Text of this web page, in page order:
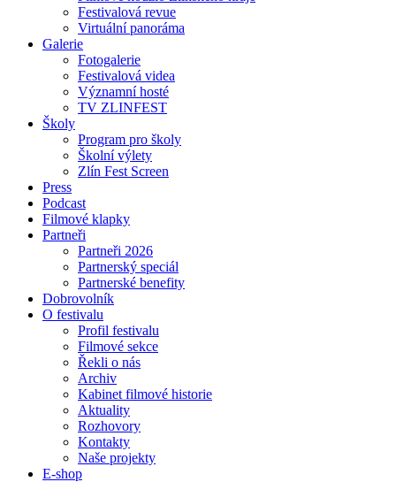
Festivalová revue
Virtuální panoráma
Galerie
Fotogalerie
Festivalová videa
Významní hosté
TV ZLINFEST
Školy
Program pro školy
Školní výlety
Zlín Fest Screen
Press
Podcast
Filmové klapky
Partneři
Partneři 2026
Partnerský speciál
Partnerské benefity
Dobrovolník
O festivalu
Profil festivalu
Filmové sekce
Řekli o nás
Archiv
Kabinet filmové historie
Aktuality
Rozhovory
Kontakty
Naše projekty
E-shop